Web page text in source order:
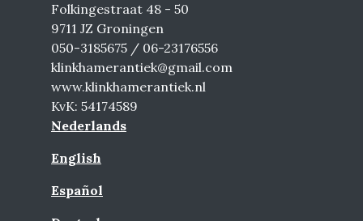
Folkingestraat 48 - 50
9711 JZ Groningen
050-3185675 / 06-23176556
klinkhamerantiek@gmail.com
www.klinkhamerantiek.nl
KvK: 54174589
Nederlands
English
Español